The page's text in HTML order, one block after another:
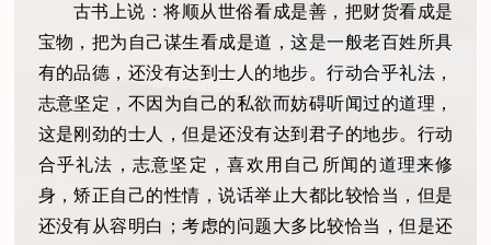
古书上说：将顺从世俗看成是善，把财货看成是
宝物，把为自己谋生看成是道，这是一般老百姓所具
有的品德，还没有达到士人的地步。行动合乎礼法，
志意坚定，不因为自己的私欲而妨碍听闻过的道理，
这是刚劲的士人，但是还没有达到君子的地步。行动
合乎礼法，志意坚定，喜欢用自己所闻的道理来修
身，矫正自己的性情，说话举止大都比较恰当，但是
还没有从容明白；考虑的问题大多比较恰当，但是还